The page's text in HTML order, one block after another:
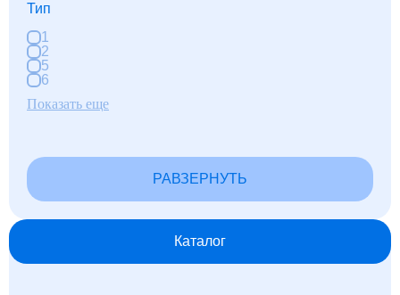
Тип
1
2
5
6
Показать еще
РАВЗЕРНУТЬ
Каталог